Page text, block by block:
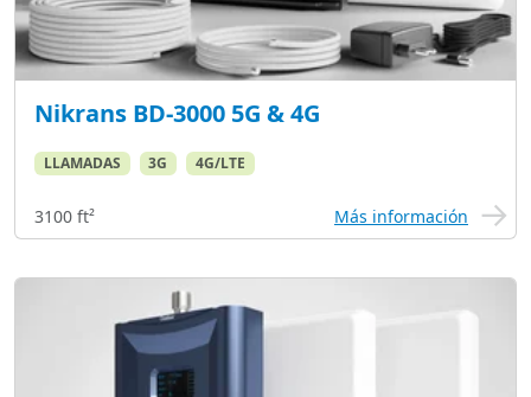
Nikrans BD-3000 5G & 4G
LLAMADAS 3G 4G/LTE
3100 ft² Más información